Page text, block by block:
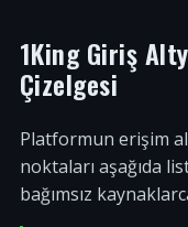
1King Giriş
Çizelgesi
Platformun erişim
noktaları aşağıda
bağımsız